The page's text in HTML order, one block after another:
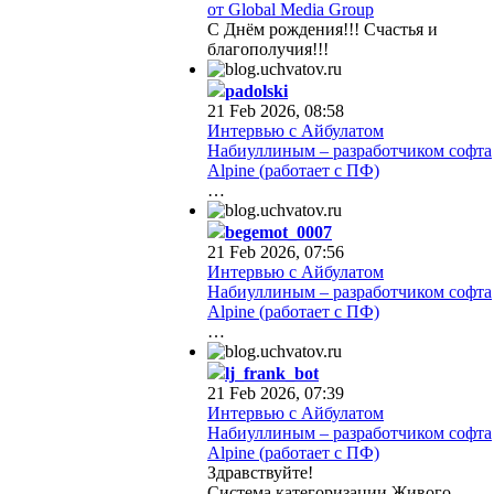
от Global Media Group
С Днём рождения!!! Счастья и
благополучия!!!
padolski
21 Feb 2026, 08:58
Интервью с Айбулатом
Набиуллиным – разработчиком софта
Alpine (работает с ПФ)
…
begemot_0007
21 Feb 2026, 07:56
Интервью с Айбулатом
Набиуллиным – разработчиком софта
Alpine (работает с ПФ)
…
lj_frank_bot
21 Feb 2026, 07:39
Интервью с Айбулатом
Набиуллиным – разработчиком софта
Alpine (работает с ПФ)
Здравствуйте!